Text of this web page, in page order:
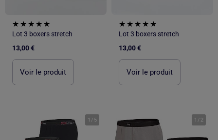
Lot 3 boxers stretch
13,00 €
Voir le produit
Lot 3 boxers stretch
13,00 €
Voir le produit
1 / 5 1 / 2